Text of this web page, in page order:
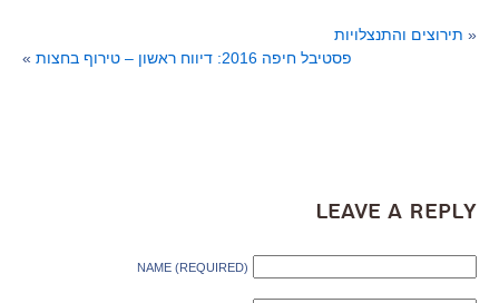
« תירוצים והתנצלויות
פסטיבל חיפה 2016: דיווח ראשון – טירוף בחצות
»
Leave a Reply
NAME (REQUIRED)